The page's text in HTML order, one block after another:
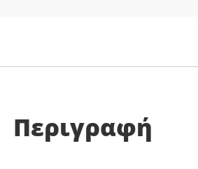
Περιγραφή